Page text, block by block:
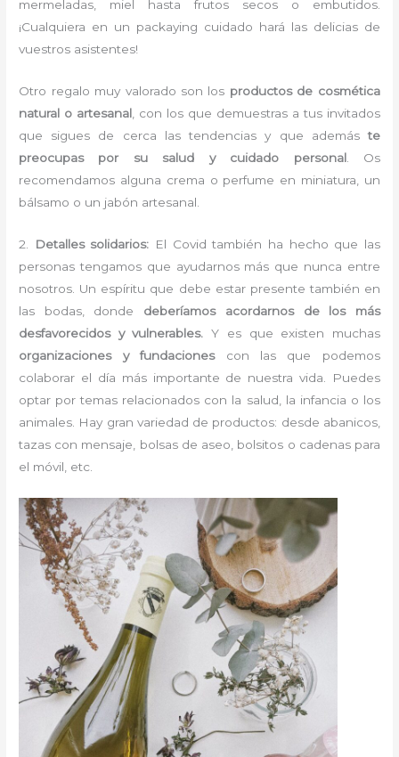
mermeladas, miel hasta frutos secos o embutidos.
¡Cualquiera en un packaying cuidado hará las delicias de
vuestros asistentes!
Otro regalo muy valorado son los productos de cosmética
natural o artesanal , con los que demuestras a tus invitados
que sigues de cerca las tendencias y que ademáste
preocupas por su salud y cuidado personal. Os
recomendamos alguna crema o perfume en miniatura, un
bálsamo o un jabón artesanal.
2. Detalles solidarios: El Covid también ha hecho que las
personas tengamos que ayudarnos más que nunca entre
nosotros. Un espíritu que debe estar presente también en
las bodas, donde deberíamos acordarnos de los más
desfavorecidos y vulnerables.Y es que existen muchas
organizaciones y fundacionescon las que podemos
colaborar el día más importante de nuestra vida. Puedes
optar por temas relacionados con la salud, la infancia o los
animales. Hay gran variedad de productos: desde abanicos,
tazas con mensaje, bolsas de aseo, bolsitos o cadenas para
el móvil, etc.